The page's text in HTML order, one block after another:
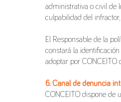
administrativa o civil de
culpabilidad del
El Responsable de la
constará la
adoptar por CONCEITO
6. Canal de denuncia
CONCEITO dispone de